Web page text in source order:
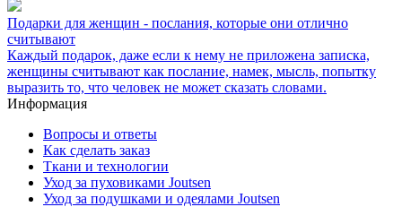
Подарки для женщин - послания, которые они отлично
считывают
Каждый подарок, даже если к нему не приложена записка,
женщины считывают как послание, намек, мысль, попытку
выразить то, что человек не может сказать словами.
Информация
Вопросы и ответы
Как сделать заказ
Ткани и технологии
Уход за пуховиками Joutsen
Уход за подушками и одеялами Joutsen